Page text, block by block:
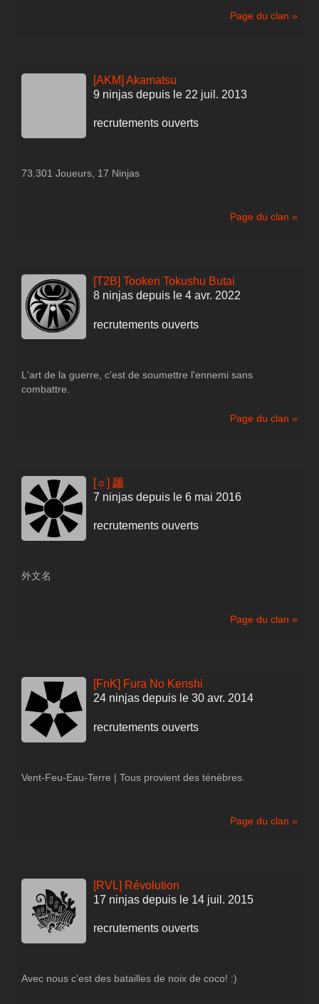
Page du clan »
[AKM] Akamatsu
9 ninjas depuis le 22 juil. 2013
recrutements ouverts
73.301 Joueurs, 17 Ninjas
Page du clan »
[T2B] Tooken Tokushu Butai
8 ninjas depuis le 4 avr. 2022
recrutements ouverts
L'art de la guerre, c'est de soumettre l'ennemi sans
combattre.
Page du clan »
[☼] 龘
7 ninjas depuis le 6 mai 2016
recrutements ouverts
外文名
Page du clan »
[FnK] Fura No Kenshi
24 ninjas depuis le 30 avr. 2014
recrutements ouverts
Vent-Feu-Eau-Terre | Tous provient des ténèbres.
Page du clan »
[RVL] Révolution
17 ninjas depuis le 14 juil. 2015
recrutements ouverts
Avec nous c'est des batailles de noix de coco! :)